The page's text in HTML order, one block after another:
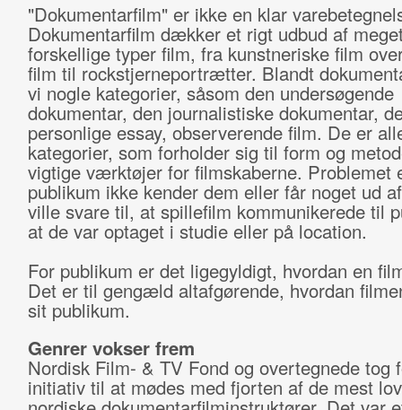
"Dokumentarfilm" er ikke en klar
Dokumentarfilm dækker et rigt udbud af
forskellige typer film, fra kunstneriske film
film til rockstjerneportrætter. Blandt
vi nogle kategorier, såsom den undersøgende
dokumentar, den journalistiske dokumentar,
personlige essay, observerende film. De er
kategorier, som forholder sig til form og
vigtige værktøjer for filmskaberne. Problemet
publikum ikke kender dem eller får noget ud
ville svare til, at spillefilm kommunikerede til
at de var optaget i studie eller på location.
For publikum er det ligegyldigt, hvordan en
Det er til gengæld altafgørende, hvordan
sit publikum.
Genrer vokser frem
Nordisk Film- & TV Fond og overtegnede tog
initiativ til at mødes med fjorten af de mest